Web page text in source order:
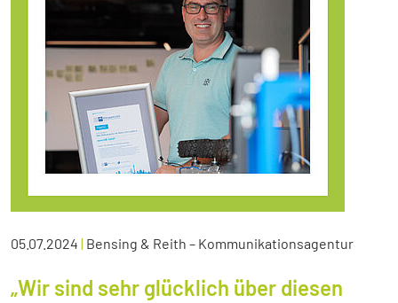
05.07.2024 | Bensing & Reith – Kommunikationsagentur
„Wir sind sehr glücklich über diesen